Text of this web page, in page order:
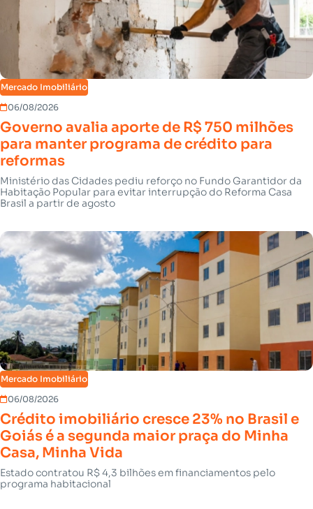
Mercado Imobiliário
06/08/2026
Governo avalia aporte de R$ 750 milhões
para manter programa de crédito para
reformas
Ministério das Cidades pediu reforço no Fundo Garantidor da
Habitação Popular para evitar interrupção do Reforma Casa
Brasil a partir de agosto
Mercado Imobiliário
06/08/2026
Crédito imobiliário cresce 23% no Brasil e
Goiás é a segunda maior praça do Minha
Casa, Minha Vida
Estado contratou R$ 4,3 bilhões em financiamentos pelo
programa habitacional